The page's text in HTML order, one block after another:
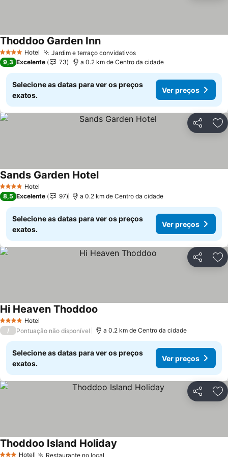
4 EstrelasHotel Jardim e terraço convidativosVer preços
Thoddoo Garden InnVer preços
9,3 Excelente 73 a 0.2 km de Centro da cidade
Selecione as datas para ver os preços
exatos.
Ver preços
Partilhar
4 EstrelasHotel
Sands Garden HotelVer preços
8,5 Excelente 97 a 0.2 km de Centro da cidade
Selecione as datas para ver os preços
exatos.
Ver preços
Partilhar
4 EstrelasHotel
Hi Heaven Thoddoo
/ Pontuação não disponível a 0.2 km de Centro da cidade
Selecione as datas para ver os preços
exatos.
Ver preços
Partilhar
Hotel Restaurante no local
Thoddoo Island Holiday